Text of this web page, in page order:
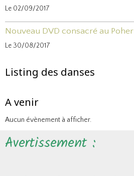
Le 02/09/2017
Nouveau DVD consacré au Poher
Le 30/08/2017
Listing des danses
A venir
Aucun évènement à afficher.
Avertissement :